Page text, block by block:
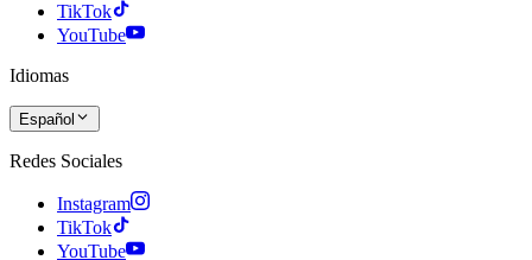
TikTok
YouTube
Idiomas
Español
Redes Sociales
Instagram
TikTok
YouTube